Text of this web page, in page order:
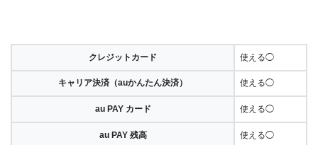
クレジットカード 使える◯
キャリア決済（auかんたん決済） 使える◯
au PAY カード 使える◯
au PAY 残高 使える◯